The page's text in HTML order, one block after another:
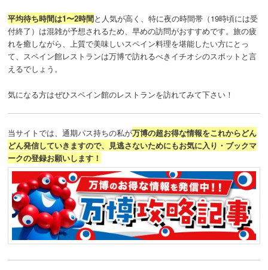
平均待ち時間は1〜2時間と人気が高く、特に夜の時間帯（19時頃には受
付終了）は混雑が予想されるため、早めの訪問がおすすめです。旅の疲
れを癒しながら、上質で美味しいスペイン料理を堪能したい方にとっ
て、スペイン館レストランは万博で訪れるべきイチオシのスポットと言
えるでしょう。
気になる方はぜひスペイン館のレストランを訪れてみて下さい！
当サイトでは、通期パス持ちの私が万博の超お得な情報をこれからどん
どん発信していきますので、見逃さないためにもお気に入り・ブックマ
ークの登録お願いします！